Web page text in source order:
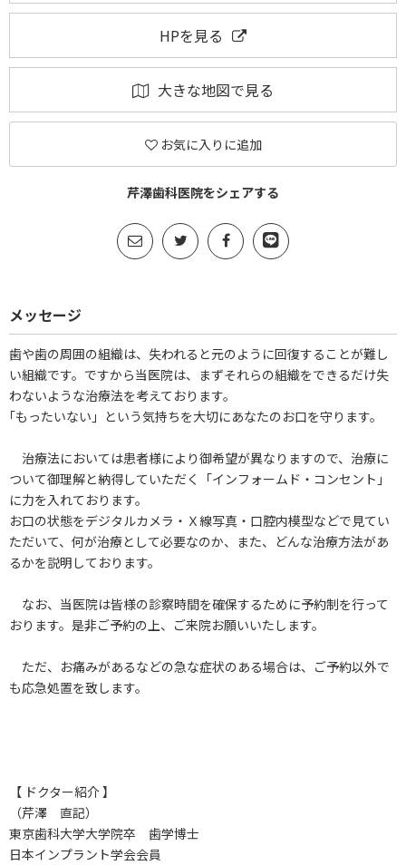
HPを見る
大きな地図で見る
お気に入りに追加
芹澤歯科医院をシェアする
メッセージ
歯や歯の周囲の組織は、失われると元のように回復することが難し
い組織です。ですから当医院は、まずそれらの組織をできるだけ失
わないような治療法を考えております。
｢もったいない」という気持ちを大切にあなたのお口を守ります。
治療法においては患者様により御希望が異なりますので、治療に
ついて御理解と納得していただく「インフォームド・コンセント」
に力を入れております。
お口の状態をデジタルカメラ・Ｘ線写真・口腔内模型などで見てい
ただいて、何が治療として必要なのか、また、どんな治療方法があ
るかを説明しております。
なお、当医院は皆様の診察時間を確保するために予約制を行って
おります。是非ご予約の上、ご来院お願いいたします。
ただ、お痛みがあるなどの急な症状のある場合は、ご予約以外で
も応急処置を致します。
【 ドクター紹介 】
（芹澤 直記）
東京歯科大学大学院卒 歯学博士
日本インプラント学会会員